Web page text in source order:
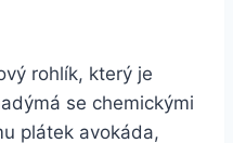
rohlík, který je
se chemickými
plátek avokáda,